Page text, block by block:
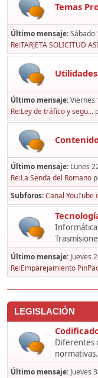
Temas
Último mensaje:Sábado
Re:TARJETA SOLICITUD
Utilidades
Último mensaje:Viernes
Re:Ley de tráfico y segu...
Último mensaje: Lunes
Re:La Senda del Romano
Subforos Canal YouTube
Último mensaje: Jueves
Re:Emparejamiento
LEGISLACIÓN
Diferentes
normativas.
Último mensaje: Jueves